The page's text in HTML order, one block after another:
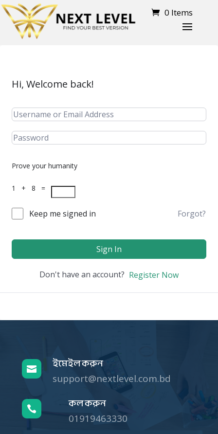
0 Items
Hi, Welcome back!
Prove your humanity
1 + 8 =
Keep me signed in Forgot?
Sign In
Don't have an account? Register Now
 ইমেইল করুন
support@nextlevel.com.bd
 কল করুন
01919463330